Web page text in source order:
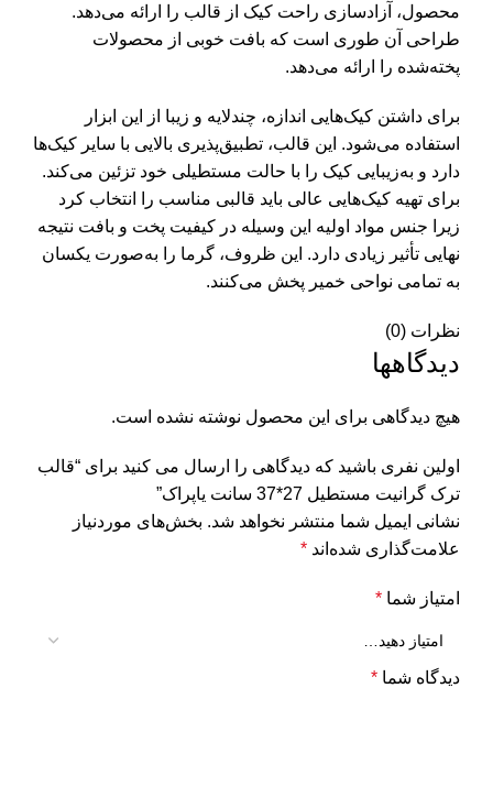
محصول، آزادسازی راحت کیک از قالب را ارائه می‌دهد.
طراحی آن طوری است که بافت خوبی از محصولات
پخته‌شده را ارائه می‌دهد.
برای داشتن کیک‌هایی اندازه، چندلایه و زیبا از این ابزار
استفاده می‌شود. این قالب، تطبیق‌پذیری بالایی با سایر کیک‌ها
دارد و به‌زیبایی کیک را با حالت مستطیلی خود تزئین می‌کند.
برای تهیه کیک‌هایی عالی باید قالبی مناسب را انتخاب کرد
زیرا جنس مواد اولیه این وسیله در کیفیت پخت و بافت نتیجه
نهایی تأثیر زیادی دارد. این ظروف، گرما را به‌صورت یکسان
به تمامی نواحی خمیر پخش می‌کنند.
نظرات (0)
دیدگاهها
هیچ دیدگاهی برای این محصول نوشته نشده است.
اولین نفری باشید که دیدگاهی را ارسال می کنید برای “قالب
ترک گرانیت مستطیل 27*37 سانت یاپراک”
نشانی ایمیل شما منتشر نخواهد شد. بخش‌های موردنیاز
علامت‌گذاری شده‌اند *
امتیاز شما *
دیدگاه شما *